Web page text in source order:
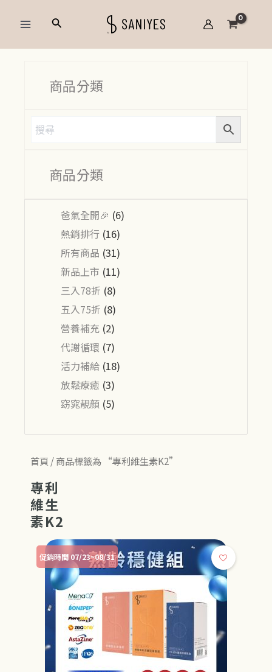
搜
商品分類
商品分類
爸氣全開🎉 (6)
熱銷排行 (16)
所有商品 (31)
新品上市 (11)
三入78折 (8)
五入75折 (8)
營養補充 (2)
代謝循環 (7)
活力補給 (18)
放鬆療癒 (3)
窈窕靚顏 (5)
首頁 / 商品標籤為 “專利維生素K2”
專利
維生
素K2
促銷時間 07/23~08/31